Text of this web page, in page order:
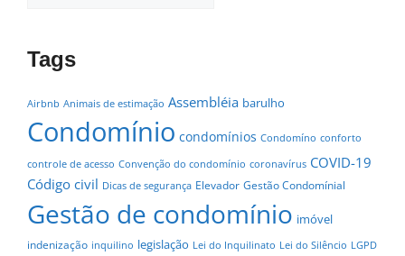
Tags
Airbnb Animais de estimação Assembléia barulho
Condomínio condomínios Condomíno conforto
controle de acesso Convenção do condomínio coronavírus COVID-19
Código civil Dicas de segurança Elevador Gestão Condomínial
Gestão de condomínio imóvel
indenização inquilino legislação Lei do Inquilinato Lei do Silêncio LGPD